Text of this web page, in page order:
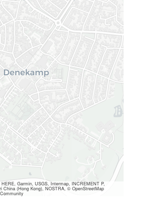
Garmin, USGS, Intermap, INCREMENT P,
China (Hong Kong), NOSTRA, © OpenStreetMap